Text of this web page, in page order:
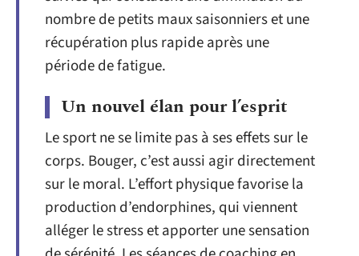
nombre de petits maux saisonniers et une
récupération plus rapide après une
période de fatigue.
Un nouvel élan pour l’esprit
Le sport ne se limite pas à ses effets sur le
corps. Bouger, c’est aussi agir directement
sur le moral. L’effort physique favorise la
production d’endorphines, qui viennent
alléger le stress et apporter une sensation